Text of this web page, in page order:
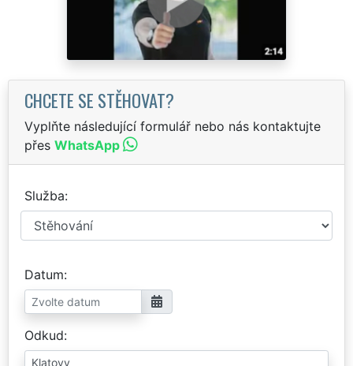
CHCETE SE STĚHOVAT?
Vyplňte následující formulář nebo nás kontaktujte
přes WhatsApp
Služba
Datum
Odkud